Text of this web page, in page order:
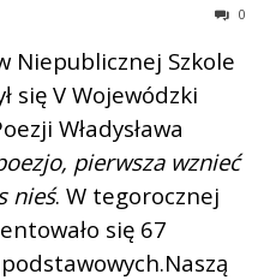
0
Niepublicznej Szkole
się V Wojewódzki
Władysława
pierwsza wznieć
nieś. W tegorocznej
się 67
Naszą